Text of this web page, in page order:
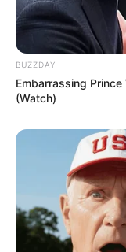
BUZZDAY
Embarrassing
(Watch)